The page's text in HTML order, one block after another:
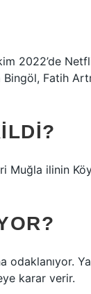
2022’de
Bingöl, Fatih
Muğla ilinin
karar verir.